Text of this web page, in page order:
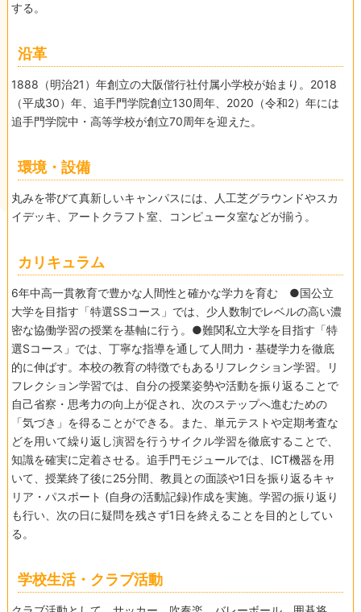
する。
沿革
1888（明治21）年創立の大阪偕行社付属小学校が始まり。2018
（平成30）年、追手門学院創立130周年、2020（令和2）年には
追手門学院中・高等学校が創立70周年を迎えた。
環境・設備
丸みを帯びて真新しいキャンパスには、人工芝グラウンドやスカ
イデッキ、アートクラフト室、コンピュータ室などが揃う。
カリキュラム
6年中高一貫教育で豊かな人間性と確かな学力を育む ●国公立
大学を目指す「特選SSコース」では、少人数制でレベルの高い濃
密な協働学習の授業を基軸に行う。●難関私立大学を目指す「特
選Sコース」では、丁寧な指導を通して人間力・基礎学力を徹底
的に伸ばす。本校の教育の特徴でもあるリフレクション学習。リ
フレクション学習では、自分の授業姿勢や活動を振り返ることで
自己省察・思考力の向上が促され、次のステップへ進むための
「気づき」を得ることができる。また、単元テストや定期考査な
どを用いて繰り返し演習を行うサイクル学習を徹底することで、
知識を確実に定着させる。追手門モジュールでは、ICT機器を用
いて、授業終了後に25分間、教員との面談や1日を振り返るキャ
リア・パスポート (自身の活動記録)作成を実施。学習の振り返り
も行い、次の日に疑問を残さず1日を終えることを目的としてい
る。
学校生活・クラブ活動